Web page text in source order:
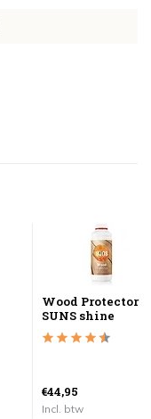
Wood Protector
SUNS shine
€44,95
Incl. btw